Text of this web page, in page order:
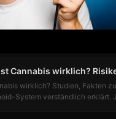
Cannabis wirklich?
wirklich? Studien, Fakten
System verständlich erklärt.